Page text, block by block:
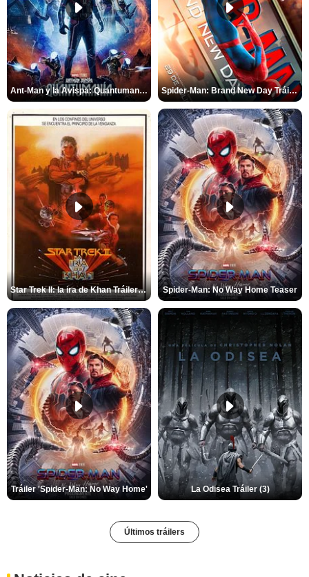
Ant-Man y la Avispa: Quantumanía Tráiler (2) Spider-Man: Brand New Day Tráiler (3)
Star Trek II: la ira de Khan Tráiler VO Spider-Man: No Way Home Teaser
Tráiler 'Spider-Man: No Way Home' La Odisea Tráiler (3)
Últimos tráilers